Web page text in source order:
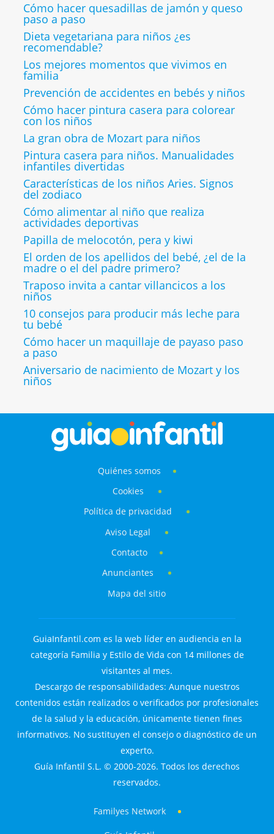
Cómo hacer quesadillas de jamón y queso
paso a paso
Dieta vegetariana para niños ¿es
recomendable?
Los mejores momentos que vivimos en
familia
Prevención de accidentes en bebés y niños
Cómo hacer pintura casera para colorear
con los niños
La gran obra de Mozart para niños
Pintura casera para niños. Manualidades
infantiles divertidas
Características de los niños Aries. Signos
del zodiaco
Cómo alimentar al niño que realiza
actividades deportivas
Papilla de melocotón, pera y kiwi
El orden de los apellidos del bebé, ¿el de la
madre o el del padre primero?
Traposo invita a cantar villancicos a los
niños
10 consejos para producir más leche para
tu bebé
Cómo hacer un maquillaje de payaso paso
a paso
Aniversario de nacimiento de Mozart y los
niños
Quiénes somos
Cookies
Política de privacidad
Aviso Legal
Contacto
Anunciantes
Mapa del sitio
GuiaInfantil.com es la web líder en audiencia en la
categoría Familia y Estilo de Vida con 14 millones de
visitantes al mes.
Descargo de responsabilidades: Aunque nuestros
contenidos están realizados o verificados por profesionales
de la salud y la educación, únicamente tienen fines
informativos. No sustituyen el consejo o diagnóstico de un
experto.
Guía Infantil S.L. © 2000-2026. Todos los derechos
reservados.
Familyes Network